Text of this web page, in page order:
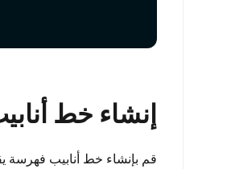
إنشاء خط
قم بإنشاء خط أنابيب فهرسة